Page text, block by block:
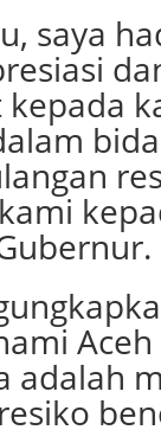
saya
adalah